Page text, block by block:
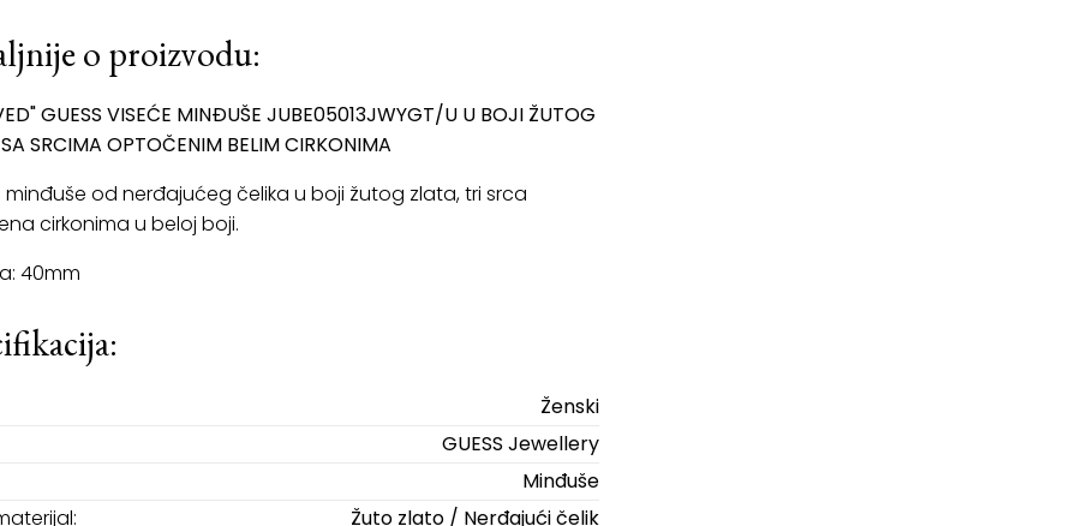
o proizvodu:
GUESS VISEĆE MINĐUŠE JUBE05013JWYGT/U U BOJI ŽUTOG
SRCIMA OPTOČENIM BELIM CIRKONIMA
minđuše od nerđajućeg čelika u boji žutog zlata, tri srca
cirkonima u beloj boji.
40mm
Ženski
GUESS Jewellery
Minđuše
Žuto zlato / Nerđajući čelik